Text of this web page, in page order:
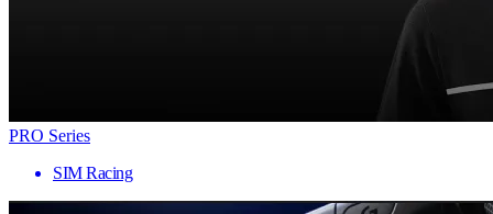
PRO Series
SIM Racing